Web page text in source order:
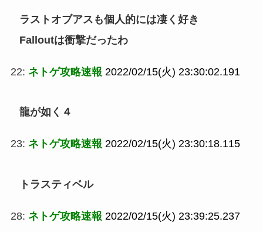
ラストオブアスも個人的には凄く好き
Falloutは衝撃だったわ
22: ネトゲ攻略速報 2022/02/15(火) 23:30:02.191
龍が如く４
23: ネトゲ攻略速報 2022/02/15(火) 23:30:18.115
トラスティベル
28: ネトゲ攻略速報 2022/02/15(火) 23:39:25.237